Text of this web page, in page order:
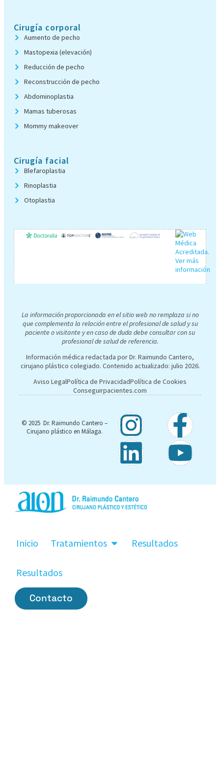
Cirugía corporal
Aumento de pecho
Mastopexia (elevación)
Reducción de pecho
Reconstrucción de pecho
Abdominoplastia
Mamas tuberosas
Mommy makeover
Cirugía facial
Blefaroplastia
Rinoplastia
Otoplastia
La información proporcionada en el sitio web no remplaza si no
que complementa la relación entre el profesional de salud y su
paciente o visitante y en caso de duda debe consultar con su
profesional de salud de referencia.
Información médica redactada por Dr. Raimundo Cantero,
cirujano plástico colegiado. Contenido actualizado: julio 2026.
Aviso LegalPolítica de PrivacidadPolítica de Cookies
Conseguirpacientes.com
© 2025 Dr. Raimundo Cantero –
Cirujano plástico en Málaga.
Inicio Tratamientos Resultados
Resultados
Contacto